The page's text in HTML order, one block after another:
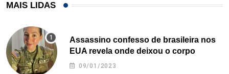
MAIS LIDAS
Assassino confesso de brasileira nos
EUA revela onde deixou o corpo
09/01/2023